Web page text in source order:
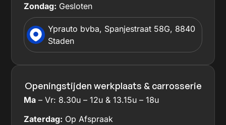
Zondag: Gesloten
Yprauto bvba, Spanjestraat 58G, 8840
Staden
Openingstijden werkplaats & carrosserie
Ma – Vr: 8.30u – 12u & 13.15u – 18u
Zaterdag: Op Afspraak